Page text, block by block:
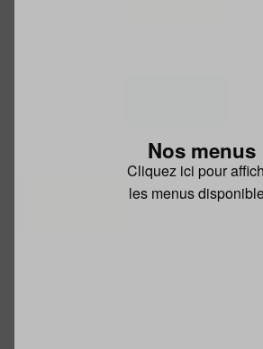
Nos menus
Cliquez ici pour
les menus